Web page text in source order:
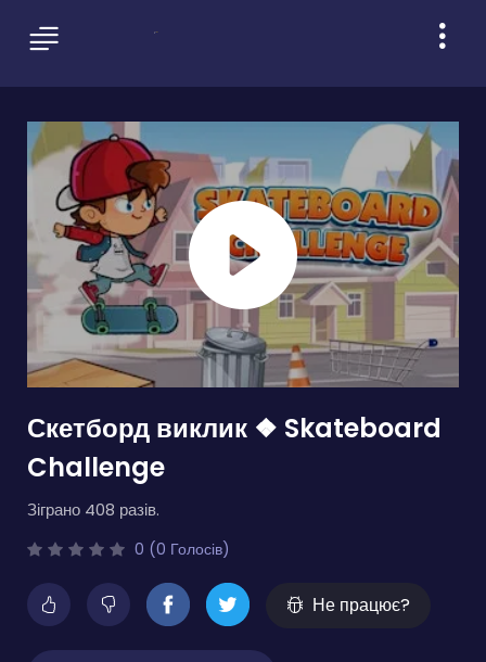
Скетборд виклик ❖ Skateboard
Challenge
Зіграно 408 разів.
0 (0 Голосів)
Не працює?